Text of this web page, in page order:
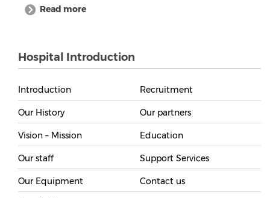
Read more
Hospital Introduction
Introduction
Our History
Vision – Mission
Our staff
Our Equipment
Recruitment
Our partners
Education
Support Services
Contact us